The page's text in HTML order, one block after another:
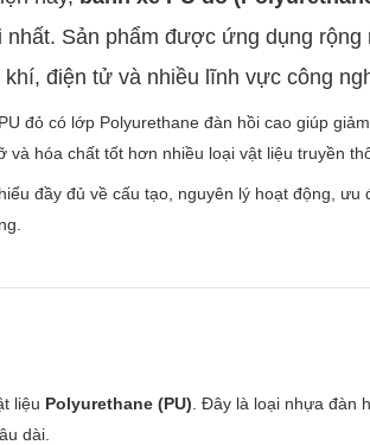
Sản phẩm được ứng dụng
điện tử và nhiều lĩnh vực công
đỏ có lớp Polyurethane đàn hồi cao giúp
hóa chất tốt hơn nhiều loại vật liệu truyền
đầy đủ về cấu tạo, nguyên lý hoạt động,
liệu Polyurethane (PU) . Đây là loại nhựa đàn
dài.